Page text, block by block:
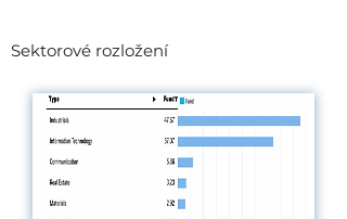
Sektorové rozložení